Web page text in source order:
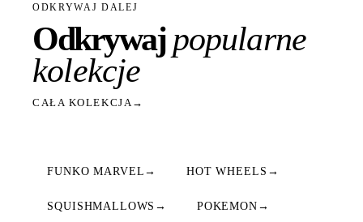
ODKRYWAJ DALEJ
Odkrywajpopularne
kolekcje
CAŁA KOLEKCJA →
FUNKO MARVEL → HOT WHEELS →
SQUISHMALLOWS → POKEMON →